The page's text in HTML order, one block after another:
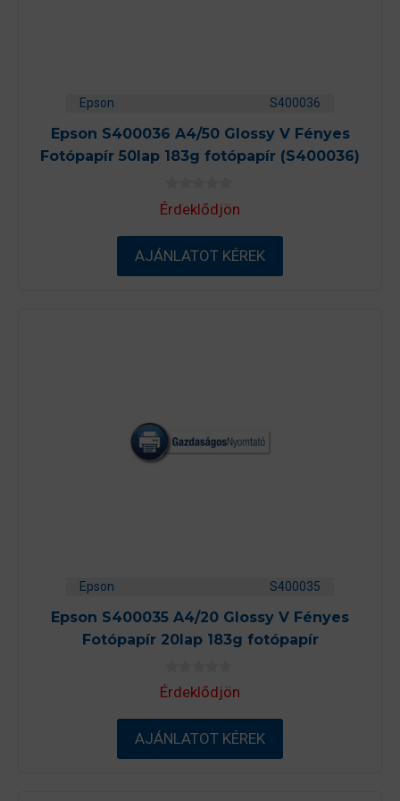
Epson S400036
Epson S400036 A4/50 Glossy V Fényes
Fotópapír 50lap 183g fotópapír (S400036)
0
a
5
-
b
ő
Érdeklődjön
AJÁNLATOT KÉREK
Epson S400035
Epson S400035 A4/20 Glossy V Fényes
Fotópapír 20lap 183g fotópapír
0
a
5
-
b
ő
Érdeklődjön
AJÁNLATOT KÉREK